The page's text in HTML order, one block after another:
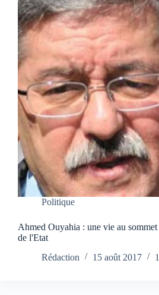
Politique
Ahmed Ouyahia : une vie au
de l'Etat
Rédaction
15 août 2017